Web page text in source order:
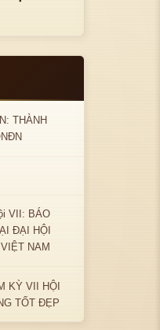
THÀNH
VII: BÁO
ĐẠI HỘI
NAM
KỲ VII HỘI
TỐT ĐẸP